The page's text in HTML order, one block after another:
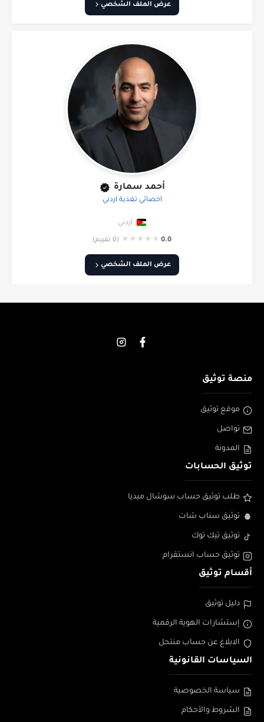
عرض الملف الشخصي
أحمد سمارة
أخصائي تغذية أردني
أردني
0.0
★
★
★
★
★ (0 تقييم)
عرض الملف الشخصي
منصة توثيق
موقع توثيق
تواصل
المدونة
توثيق الحسابات
طلب توثيق حساب سوشال ميديا
توثيق سناب شات
توثيق تيك توك
توثيق حساب انستقرام
أقسام توثيق
دليل توثيق
إستشارات الهوية الرقمية
الابلاغ عن حساب منتحل
السياسات القانونية
سياسة الخصوصية
الشروط والأحكام